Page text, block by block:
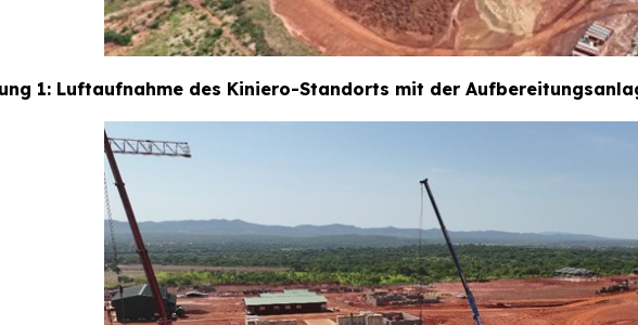
1: Luftaufnahme des Kiniero-Standorts mit der